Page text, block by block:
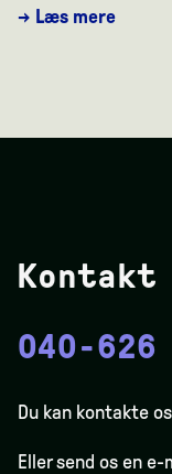
→ Læs mere
Kontakt
040-
Du kan kontakte
Eller send os en e-